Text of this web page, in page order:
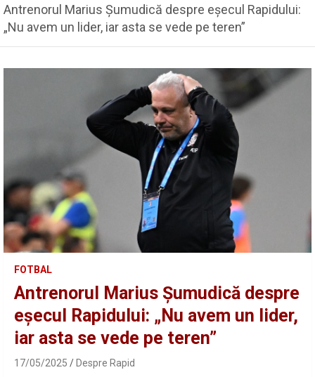
Antrenorul Marius Șumudică despre eșecul Rapidului:
„Nu avem un lider, iar asta se vede pe teren”
FOTBAL
Antrenorul Marius Șumudică despre
eșecul Rapidului: „Nu avem un lider,
iar asta se vede pe teren”
17/05/2025 Despre Rapid